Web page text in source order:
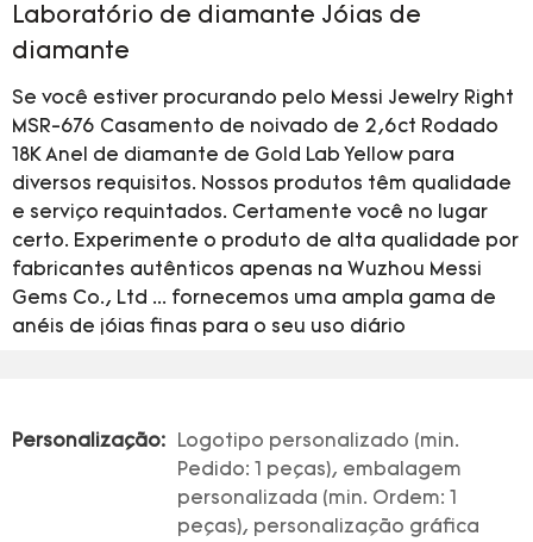
Laboratório de diamante Jóias de
diamante
Se você estiver procurando pelo Messi Jewelry Right
MSR-676 Casamento de noivado de 2,6ct Rodado
18K Anel de diamante de Gold Lab Yellow para
diversos requisitos. Nossos produtos têm qualidade
e serviço requintados. Certamente você no lugar
certo. Experimente o produto de alta qualidade por
fabricantes autênticos apenas na Wuzhou Messi
Gems Co., Ltd ... fornecemos uma ampla gama de
anéis de jóias finas para o seu uso diário
Personalização:
Logotipo personalizado (min.
Pedido: 1 peças), embalagem
personalizada (min. Ordem: 1
peças), personalização gráfica